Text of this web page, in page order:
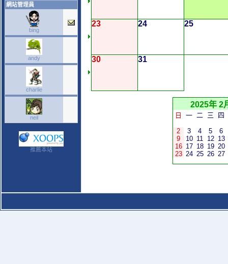
網站管理員
bing
andy
charlie
neil
推薦本站
23 24 25
30 31
2025年 2
日 一 二 三 四
2 3 4 5
6
9
10 11 12 13
16 17 18 19 20
23 24 25 26 27